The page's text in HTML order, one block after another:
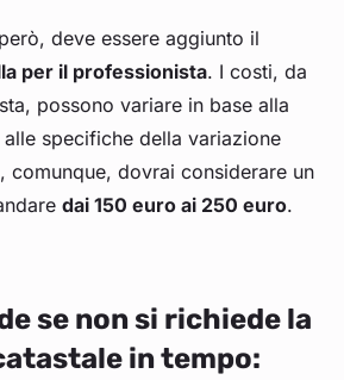
deve essere aggiunto il
per il professionista. I costi, da
possono variare in base alla
specifiche della variazione
comunque, dovrai considerare un
dai 150 euro ai 250 euro.
se non si richiede la
in tempo: